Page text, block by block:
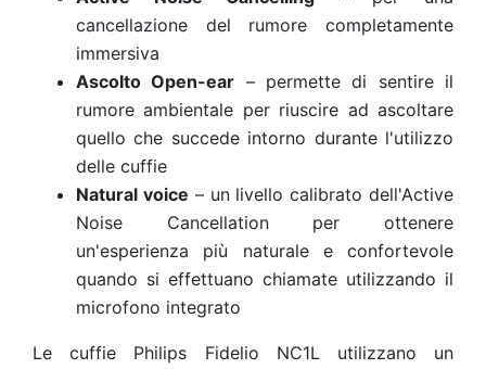
cancellazione del rumore completamente
immersiva
Ascolto Open-ear – permette di sentire il
rumore ambientale per riuscire ad ascoltare
quello che succede intorno durante l'utilizzo
delle cuffie
Natural voice – un livello calibrato dell'Active
Noise Cancellation per ottenere
un'esperienza più naturale e confortevole
quando si effettuano chiamate utilizzando il
microfono integrato
Le cuffie Philips Fidelio NC1L utilizzano un